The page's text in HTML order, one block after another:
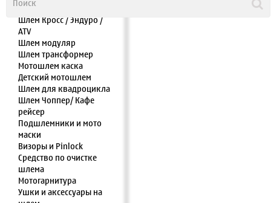
Шлем полулицевик
Шлем Кросс / Эндуро /
ATV
Шлем модуляр
Шлем трансформер
Мотошлем каска
Детский мотошлем
Шлем для квадроцикла
Шлем Чоппер/ Кафе
рейсер
Подшлемники и мото
маски
Визоры и Pinlock
Средство по очистке
шлема
Мотогарнитура
Ушки и аксессуары на